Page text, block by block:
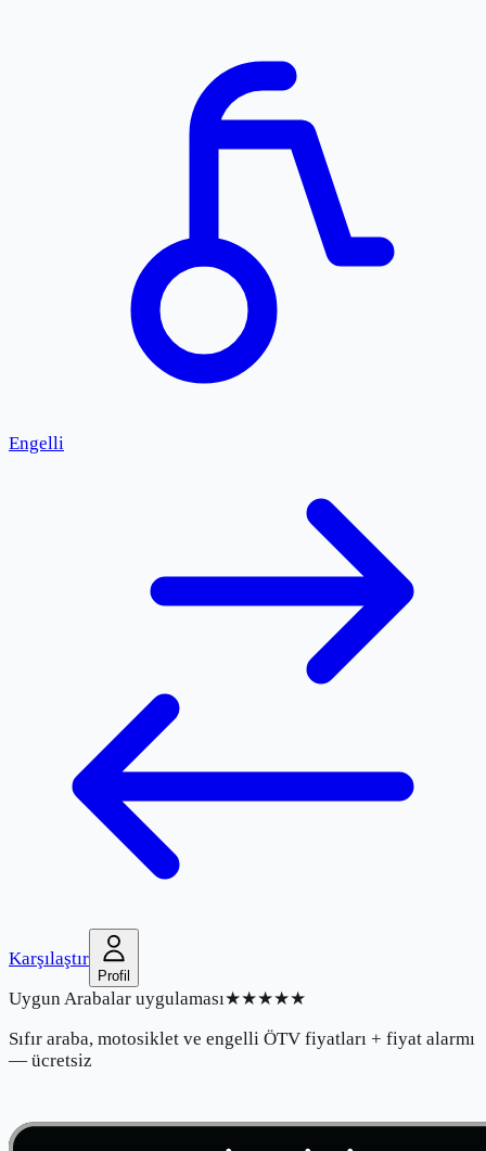
Engelli
Karşılaştır
Profil
Uygun Arabalar uygulaması★★★★★
Sıfır araba, motosiklet ve engelli ÖTV fiyatları + fiyat alarmı
— ücretsiz